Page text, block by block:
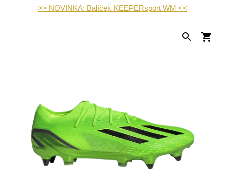
>> NOVINKA: Balíček KEEPERsport WM <<